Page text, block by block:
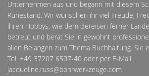
Unternehmen aus und begann mit diesem
Ruhestand. Wir wünschen ihr viel Freude,
ihren Hobbys, wie dem Bereisen ferner
betreut und berät Sie in gewohnt
allen Belangen zum Thema Buchhaltung. Sie
Tel. +49 37207 6507-40 oder per E-Mail
jacqueline.russ@bohrwerkzeuge.com